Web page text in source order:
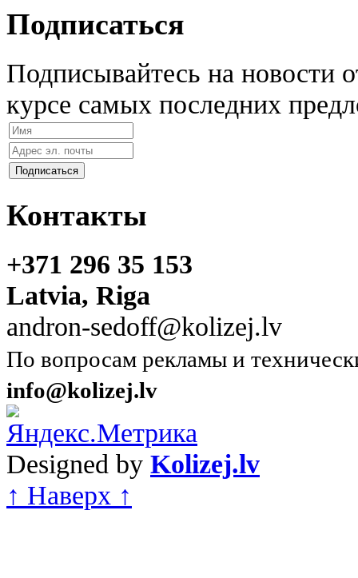
Подписаться
Подписывайтесь на новости
курсе самых последних
Контакты
+371 296 35 153
Latvia, Riga
andron-sedoff@kolizej.lv
По вопросам рекламы и
info@kolizej.lv
Designed by Kolizej.lv
↑ Наверх ↑